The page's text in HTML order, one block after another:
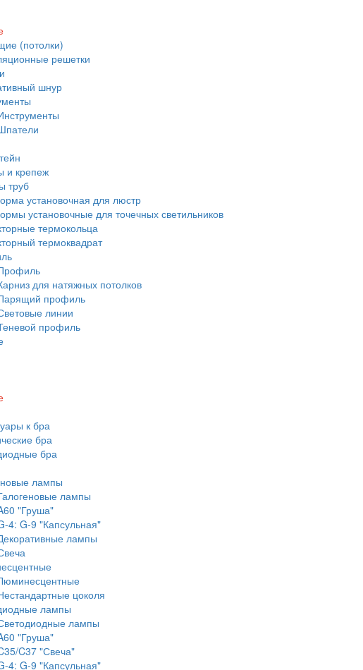
(потолки)
решетки
шнур
и крепеж
труб
установочная для люстр
установочные для точечных светильников
термокольца
термоквадрат
для натяжных потолков
профиль
линии
профиль
к бра
бра
бра
лампы
лампы
"Груша"
4: G-9 "Капсульная"
лампы
цоколя
лампы
лампы
"Груша"
C37 "Свеча"
4: G-9 "Капсульная"